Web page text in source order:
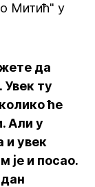
Митић" у
да
ту
ће
Али у
и увек
је и посао.